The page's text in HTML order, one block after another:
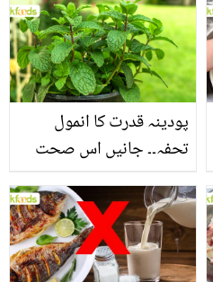
منرلز اور اینٹی آکسیڈنٹس
سے بھرپور اس سبزی کے
فائدے
پودینہ قدرت کا انمول
تحفہ۔۔ جانیں اس صحت
انگیز طبی فوائد